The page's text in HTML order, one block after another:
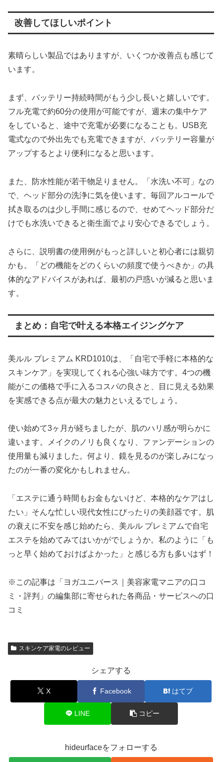
改善してほしいポイント
素晴らしい製品ではありますが、いくつか改善点も感じて
います。
まず、バッテリー持続時間がもう少し長いと嬉しいです。
フル充電で約60分の使用が可能ですが、週末の集中ケア
をしていると、途中で充電が必要になることも。USB充
電式なので外出先でも充電できますが、バッテリー容量が
アップするとより便利になると思います。
また、防水性能が若干物足りません。「水洗い不可」なの
で、ヘッド部分の洗浄に気を使います。毎回アルコールで
拭き取るのは少し手間に感じるので、せめてヘッド部分だ
けでも水洗いできると衛生面でより安心できるでしょう。
さらに、説明書の使用例がもっと詳しいと初心者には親切
かも。「どの機能をどのくらいの頻度で使うべきか」の具
体的なアドバイスがあれば、最初の戸惑いが減ると思いま
す。
まとめ：自宅で叶える本格エイジングケア
美ルル プレミアム KRD1010は、「自宅で手軽に本格的な
スキンケア」を実現してくれる心強い味方です。4つの機
能がこの価格で手に入るコスパの良さと、目に見える効果
を実感できる点が最大の魅力といえるでしょう。
使い始めて3ヶ月が経ちましたが、肌のハリ感が明らかに
違います。メイクのノリも良くなり、ファンデーションの
使用量も減りました。何より、鏡を見るのが楽しみになっ
たのが一番の変化かもしれません。
「エステに通う時間もお金もないけど、本格的なケアはし
たい」そんな忙しい現代女性にぴったりの美顔器です。肌
の衰えに不安を感じ始めたら、美ルル プレミアムで自宅
エステを始めてみてはいかがでしょうか。私のように「も
っと早く始めておけばよかった」と感じる方も多いはず！
※この記事は「ヨガユニバース｜美容家電マニアの口コ
ミ・評判」の編集部に寄せられた各商品・サービスへの口
コミ
スキンケア家電のレビュー
シェアする
X Facebook はてブ
LINE コピー
hideurfaceをフォローする